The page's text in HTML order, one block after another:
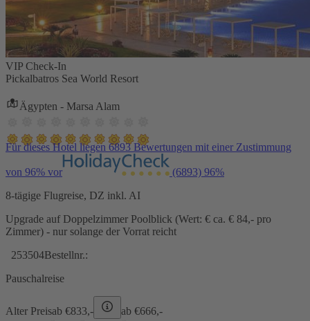
VIP Check-In
Pickalbatros Sea World Resort
Ägypten - Marsa Alam
Für dieses Hotel liegen 6893 Bewertungen mit einer Zustimmung
von 96% vor (6893) 96%
8-tägige Flugreise, DZ inkl. AI
Upgrade auf Doppelzimmer Poolblick (Wert: € ca. € 84,- pro
Zimmer) - nur solange der Vorrat reicht
253504Bestellnr.:
Pauschalreise
Alter Preisab €833,- ab €666,-